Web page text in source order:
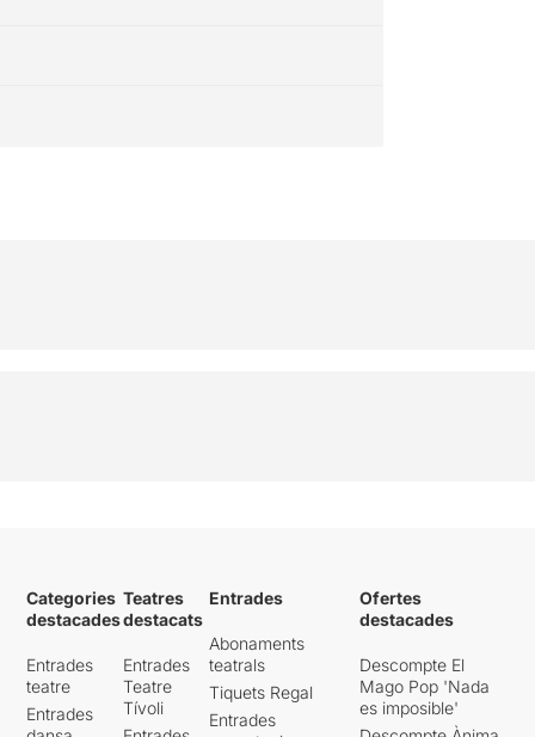
Categories
destacades
Entrades
teatre
Entrades
Teatres
destacats
Entrades
Teatre
Tívoli
Entrades
Abonaments
teatrals
Tiquets Regal
Entrades
Ofertes
destacades
Descompte El
Mago Pop 'Nada
es imposible'